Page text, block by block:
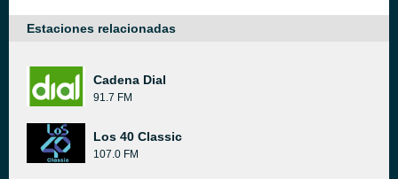
Estaciones relacionadas
Cadena Dial
91.7 FM
Los 40 Classic
107.0 FM